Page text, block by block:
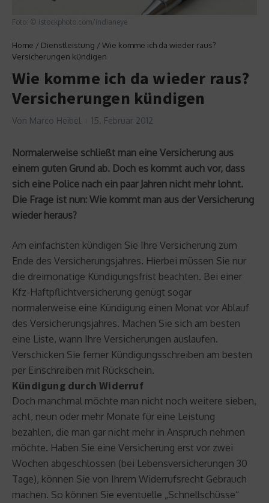
Foto: © istockphoto.com/indianeye
Home / Dienstleistung / Wie komme ich da wieder raus?
Versicherungen kündigen
Wie komme ich da wieder raus?
Versicherungen kündigen
Von Marco Heibel 15. Februar 2012
Normalerweise schließt man eine Versicherung aus
einem guten Grund ab. Doch es kommt auch vor, dass
sich eine Police nach ein paar Jahren nicht mehr lohnt.
Die Frage ist nun: Wie kommt man aus der Versicherung
wieder heraus?
Am einfachsten kündigen Sie Ihre Versicherung zum
Ende des Versicherungsjahres. Hierbei müssen Sie nur
die dreimonatige Kündigungsfrist beachten. Bei einer
Kfz-Haftpflichtversicherung genügt sogar
normalerweise eine Kündigung einen Monat vor Ablauf
des Versicherungsjahres. Machen Sie sich am besten
eine Liste, wann Ihre Versicherungen auslaufen.
Verschicken Sie ferner Kündigungsschreiben am besten
per Einschreiben mit Rückschein.
Kündigung durch Widerruf
Doch manchmal möchte man nicht noch weitere sieben,
acht, neun oder mehr Monate für eine Leistung
bezahlen, die man gar nicht mehr in Anspruch nehmen
möchte. Haben Sie eine Versicherung erst vor zwei
Wochen abgeschlossen (bei Lebensversicherungen 30
Tage), können Sie von Ihrem Widerrufsrecht Gebrauch
machen. So können Sie eventuelle „Schnellschüsse“